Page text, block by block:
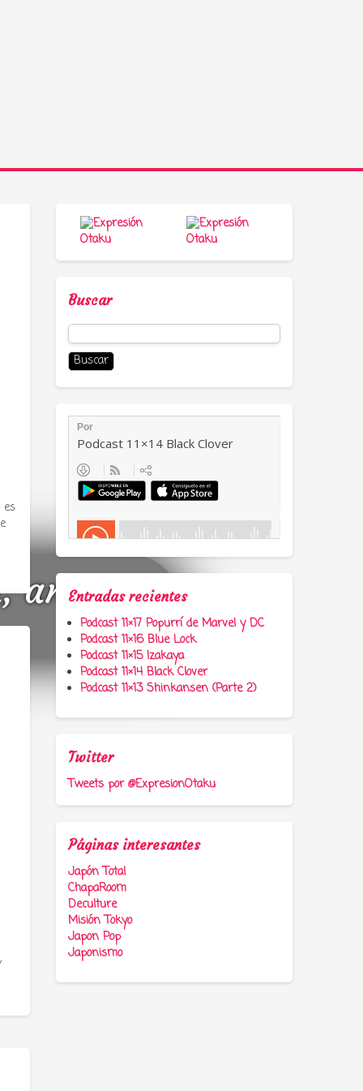
anime y
es
Buscar
Buscar:
Entradas recientes
Podcast 11×17 Popurrí de Marvel y DC
Podcast 11×16 Blue Lock
Podcast 11×15 Izakaya
Podcast 11×14 Black Clover
Podcast 11×13 Shinkansen (Parte 2)
Twitter
Tweets por @ExpresionOtaku
Páginas interesantes
Japón Total
ChapaRoom
Deculture
Misión Tokyo
Japon Pop
Japonismo